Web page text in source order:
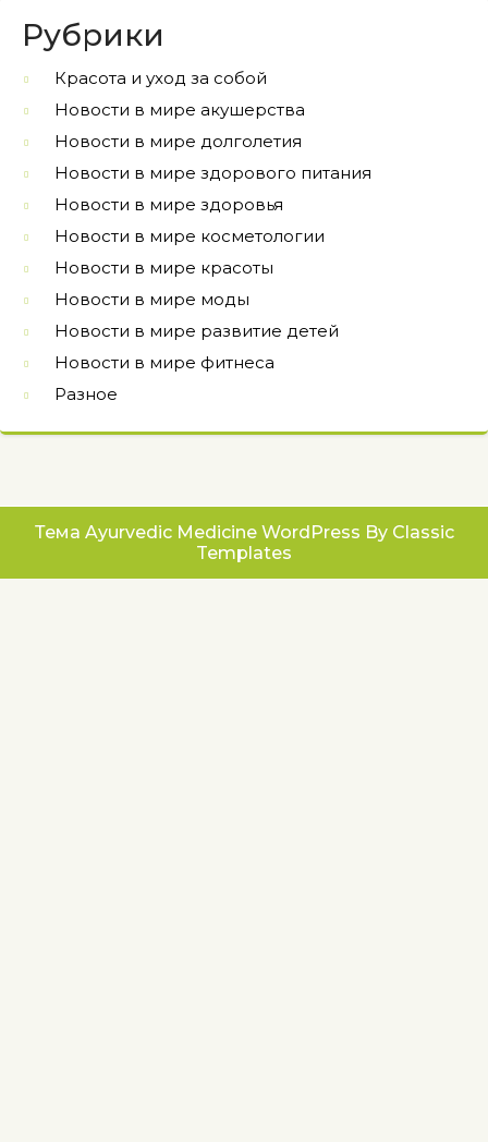
Рубрики
Красота и уход за собой
Новости в мире акушерства
Новости в мире долголетия
Новости в мире здорового питания
Новости в мире здоровья
Новости в мире косметологии
Новости в мире красоты
Новости в мире моды
Новости в мире развитие детей
Новости в мире фитнеса
Разное
Тема Ayurvedic Medicine WordPress By Classic
Templates